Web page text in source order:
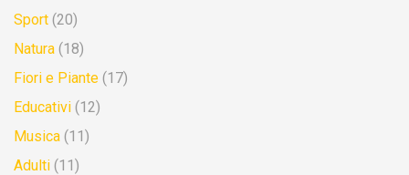
Sport (20)
Natura (18)
Fiori e Piante (17)
Educativi (12)
Musica (11)
Adulti (11)